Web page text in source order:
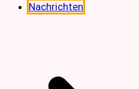
Nachrichten